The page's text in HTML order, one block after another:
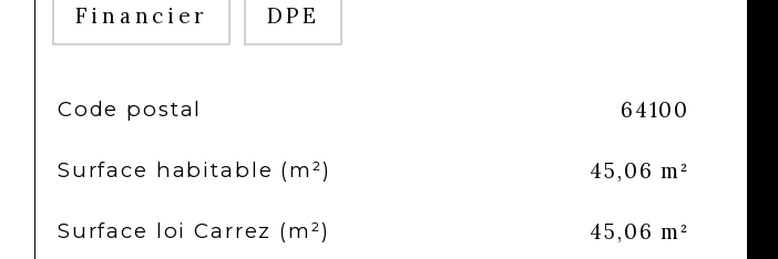
Financier DPE
TRAD_SIROCCO_Caracteristique
Code postal 64100
Surface habitable (m²) 45,06 m²
Surface loi Carrez (m²) 45,06 m²